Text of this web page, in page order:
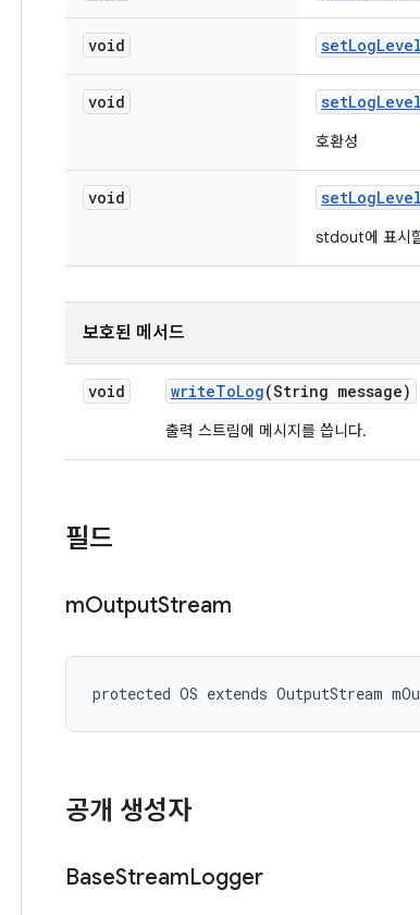
void setLogLevel
void setLogLevel
호환성
void setLogLevel
stdout에 표시
보호된 메서드
void writeToLog(String message)
출력 스트림에 메시지를 씁니다.
필드
mOutputStream
protected OS extends OutputStream
공개 생성자
BaseStreamLogger